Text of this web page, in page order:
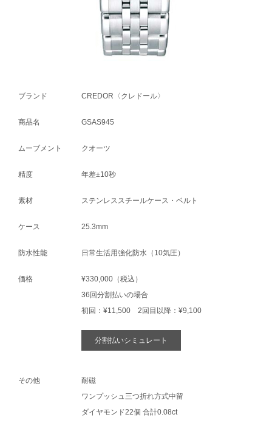
ブランド CREDOR〈クレドール〉
商品名 GSAS945
ムーブメント クオーツ
精度 年差±10秒
素材 ステンレススチールケース・ベルト
ケース 25.3mm
防水性能 日常生活用強化防水（10気圧）
価格
¥330,000（税込）
36回分割払いの場合
初回：¥11,500 2回目以降：¥9,100
分割払いシミュレート
その他
耐磁
ワンプッシュ三つ折れ方式中留
ダイヤモンド22個 合計0.08ct